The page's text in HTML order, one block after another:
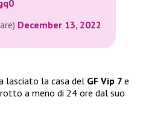
December 13, 2022
lasciato la casa del GF Vip 7 e
a meno di 24 ore dal suo